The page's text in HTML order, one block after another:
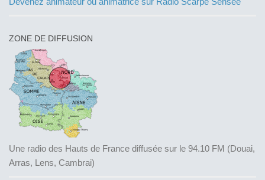
ZONE DE DIFFUSION
Une radio des Hauts de France diffusée sur le 94.10 FM (Douai,
Arras, Lens, Cambrai)